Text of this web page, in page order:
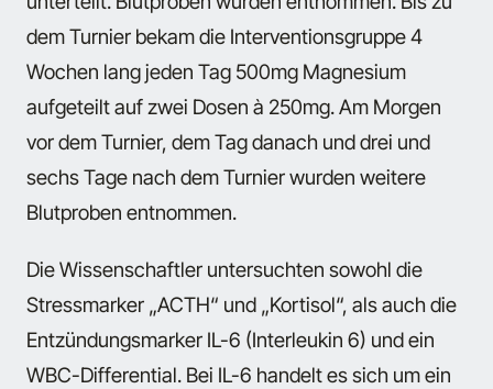
dem Turnier bekam die Interventionsgruppe 4
Wochen lang jeden Tag 500mg Magnesium
aufgeteilt auf zwei Dosen à 250mg. Am Morgen
vor dem Turnier, dem Tag danach und drei und
sechs Tage nach dem Turnier wurden weitere
Blutproben entnommen.
Die Wissenschaftler untersuchten sowohl die
Stressmarker „ACTH“ und „Kortisol“, als auch die
Entzündungsmarker IL-6 (Interleukin 6) und ein
WBC-Differential. Bei IL-6 handelt es sich um ein